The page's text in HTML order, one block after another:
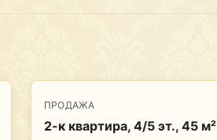
ПРОДАЖА
2-к квартира, 4/5 эт., 45 м²